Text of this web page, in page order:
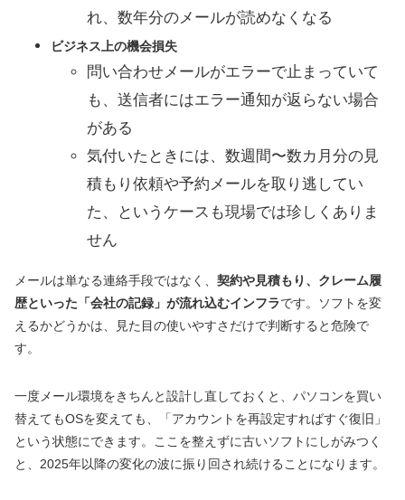
れ、数年分のメールが読めなくなる
ビジネス上の機会損失
問い合わせメールがエラーで止まっていて
も、送信者にはエラー通知が返らない場合
がある
気付いたときには、数週間〜数カ月分の見
積もり依頼や予約メールを取り逃してい
た、というケースも現場では珍しくありま
せん
メールは単なる連絡手段ではなく、 契約や見積もり、クレーム履
歴といった「会社の記録」が流れ込むインフラです。ソフトを変
えるかどうかは、見た目の使いやすさだけで判断すると危険で
す。
一度メール環境をきちんと設計し直しておくと、パソコンを買い
替えてもOSを変えても、「アカウントを再設定すればすぐ復旧」
という状態にできます。ここを整えずに古いソフトにしがみつく
と、2025年以降の変化の波に振り回され続けることになります。